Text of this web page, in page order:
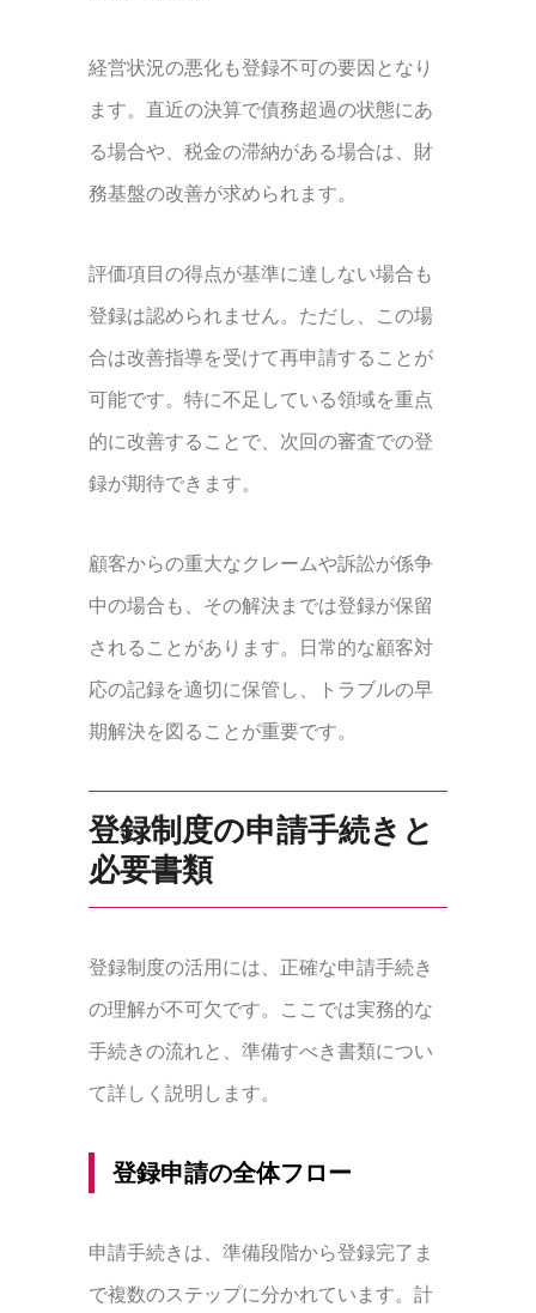
経営状況の悪化も登録不可の要因となり
ます。直近の決算で債務超過の状態にあ
る場合や、税金の滞納がある場合は、財
務基盤の改善が求められます。
評価項目の得点が基準に達しない場合も
登録は認められません。ただし、この場
合は改善指導を受けて再申請することが
可能です。特に不足している領域を重点
的に改善することで、次回の審査での登
録が期待できます。
顧客からの重大なクレームや訴訟が係争
中の場合も、その解決までは登録が保留
されることがあります。日常的な顧客対
応の記録を適切に保管し、トラブルの早
期解決を図ることが重要です。
登録制度の申請手続きと
必要書類
登録制度の活用には、正確な申請手続き
の理解が不可欠です。ここでは実務的な
手続きの流れと、準備すべき書類につい
て詳しく説明します。
登録申請の全体フロー
申請手続きは、準備段階から登録完了ま
で複数のステップに分かれています。計